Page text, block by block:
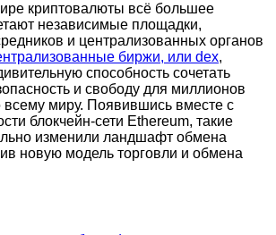
криптовалюты всё большее
независимые площадки,
и централизованных органов
биржи, или dex,
способность сочетать
и свободу для миллионов
всему миру. Появившись вместе с
блокчейн-сети Ethereum, такие
изменили ландшафт обмена
новую модель торговли и обмена